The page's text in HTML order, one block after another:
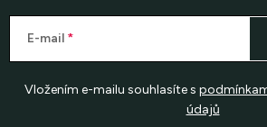
E-mail
Vložením e-mailu souhlasíte s
údajů